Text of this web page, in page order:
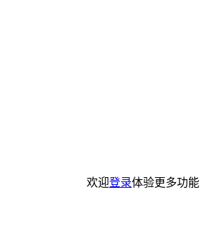
欢迎登录体验更多功能